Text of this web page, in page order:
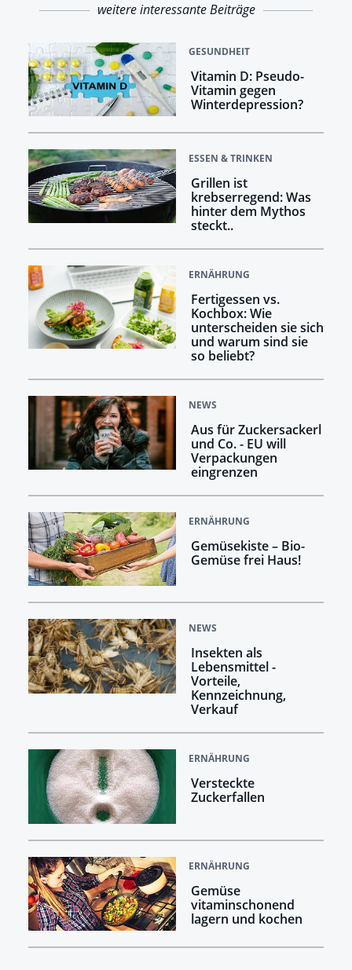
weitere interessante Beiträge
GESUNDHEIT
Vitamin D: Pseudo-
Vitamin gegen
Winterdepression?
ESSEN & TRINKEN
Grillen ist
krebserregend: Was
hinter dem Mythos
steckt..
ERNÄHRUNG
Fertigessen vs.
Kochbox: Wie
unterscheiden sie sich
und warum sind sie
so beliebt?
NEWS
Aus für Zuckersackerl
und Co. - EU will
Verpackungen
eingrenzen
ERNÄHRUNG
Gemüsekiste – Bio-
Gemüse frei Haus!
NEWS
Insekten als
Lebensmittel -
Vorteile,
Kennzeichnung,
Verkauf
ERNÄHRUNG
Versteckte
Zuckerfallen
ERNÄHRUNG
Gemüse
vitaminschonend
lagern und kochen